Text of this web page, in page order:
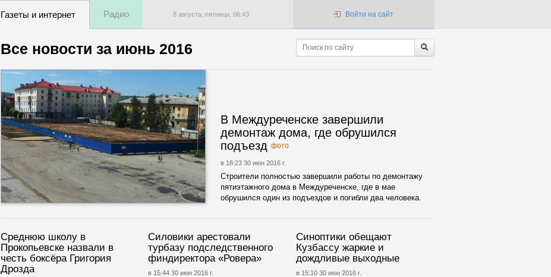
Газеты и интернет Радио 8 августа, пятница, 06:43 Войти на сайт
Все новости за июнь 2016
В Междуреченске завершили
демонтаж дома, где обрушился
подъезд фото
в 18:23 30 июн 2016 г.
Строители полностью завершили работы по демонтажу
пятиэтажного дома в Междуреченске, где в мае
обрушился один из подъездов и погибли два человека.
Среднюю школу в
Прокопьевске назвали в
честь боксёра Григория
Дрозда
Силовики арестовали
турбазу подследственного
финдиректора «Ровера»
в 15:44 30 июн 2016 г.
Синоптики обещают
Кузбассу жаркие и
дождливые выходные
в 15:10 30 июн 2016 г.